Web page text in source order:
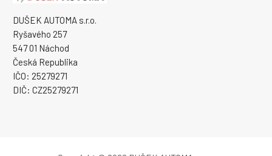
DUŠEK AUTOMA s.r.o.
Ryšavého 257
547 01 Náchod
Česká Republika
IČO: 25279271
DIČ: CZ25279271